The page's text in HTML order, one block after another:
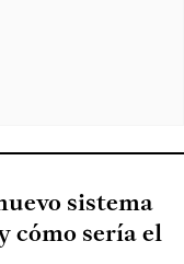
sistema
cómo sería el